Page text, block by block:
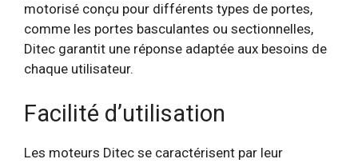
motorisé conçu pour différents types de portes,
comme les portes basculantes ou sectionnelles,
Ditec garantit une réponse adaptée aux besoins de
chaque utilisateur.
Facilité d’utilisation
Les moteurs Ditec se caractérisent par leur